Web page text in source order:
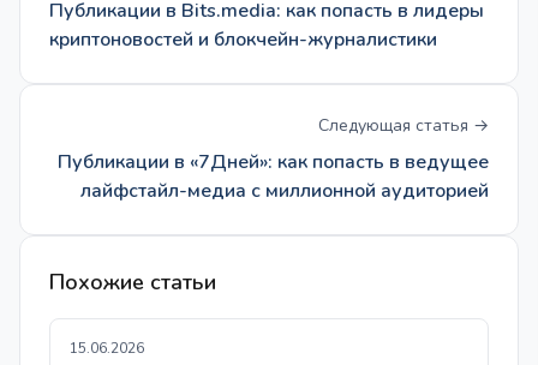
Публикации в Bits.media: как попасть в лидеры
криптоновостей и блокчейн-журналистики
Следующая статья →
Публикации в «7Дней»: как попасть в ведущее
лайфстайл-медиа с миллионной аудиторией
Похожие статьи
15.06.2026